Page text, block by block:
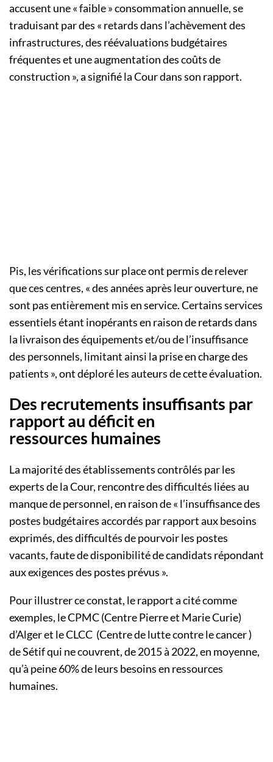
accusent une « faible » consommation annuelle, se
traduisant par des « retards dans l’achèvement des
infrastructures, des réévaluations budgétaires
fréquentes et une augmentation des coûts de
construction », a signifié la Cour dans son rapport.
Pis, les vérifications sur place ont permis de relever
que ces centres, « des années après leur ouverture, ne
sont pas entièrement mis en service. Certains services
essentiels étant inopérants en raison de retards dans
la livraison des équipements et/ou de l’insuffisance
des personnels, limitant ainsi la prise en charge des
patients », ont déploré les auteurs de cette évaluation.
Des recrutements insuffisants par
rapport au déficit en
ressources humaines
La majorité des établissements contrôlés par les
experts de la Cour, rencontre des difficultés liées au
manque de personnel, en raison de « l’insuffisance des
postes budgétaires accordés par rapport aux besoins
exprimés, des difficultés de pourvoir les postes
vacants, faute de disponibilité de candidats répondant
aux exigences des postes prévus ».
Pour illustrer ce constat, le rapport a cité comme
exemples, le CPMC (Centre Pierre et Marie Curie)
d’Alger et le CLCC (Centre de lutte contre le cancer )
de Sétif qui ne couvrent, de 2015 à 2022, en moyenne,
qu’à peine 60% de leurs besoins en ressources
humaines.